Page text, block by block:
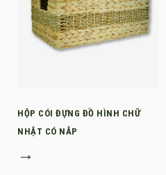
HỘP CÓI ĐỰNG ĐỒ HÌNH CHỮ
NHẬT CÓ NẮP
→